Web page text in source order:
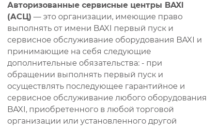
Авторизованные сервисные центры BAXI
(АСЦ) — это организации, имеющие право
выполнять от имени BAXI первый пуск и
сервисное обслуживание оборудования BAXI и
принимающие на себя следующие
дополнительные обязательства: - при
обращении выполнять первый пуск и
осуществлять последующее гарантийное и
сервисное обслуживание любого оборудования
BAXI, приобретенного в любой торговой
организации или установленного другой